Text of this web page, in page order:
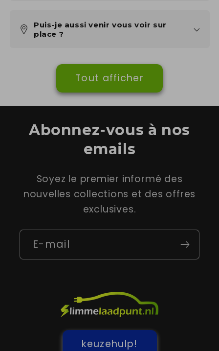
Puis-je aussi venir vous voir sur
place ?
Tout afficher
Abonnez-vous à nos
emails
Soyez le premier informé des
nouvelles collections et des offres
exclusives.
E-mail
keuzehulp!